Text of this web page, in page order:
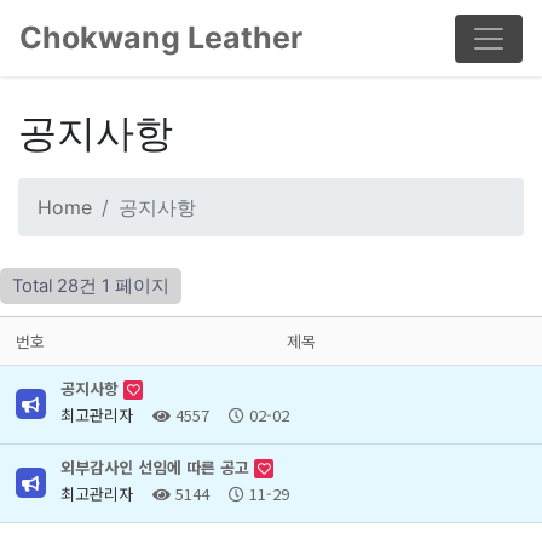
Chokwang Leather
공지사항
Home 공지사항
Total 28건 1 페이지
번호 제목
공지사항
최고관리자
4557 02-02
외부감사인 선임에 따른 공고
최고관리자
5144 11-29